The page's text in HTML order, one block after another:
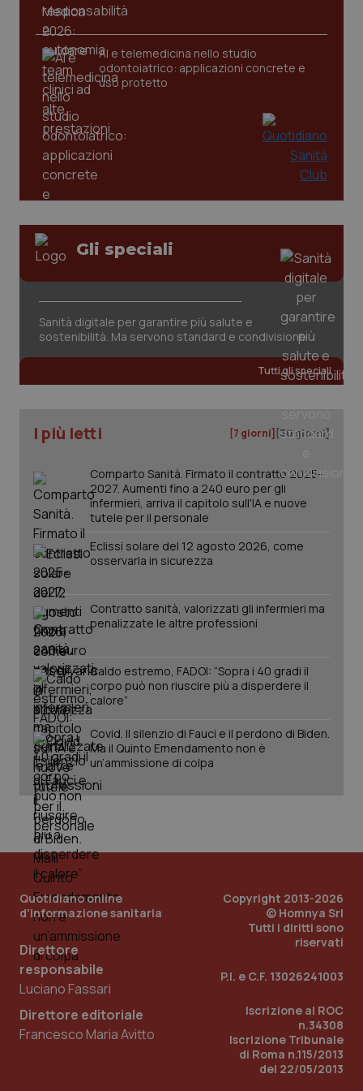
AI e telemedicina nello studio
odontoiatrico: applicazioni concrete e
uso protetto
Gli speciali
Sanità digitale per garantire più salute e
sostenibilità. Ma servono standard e condivisione
Tutti gli speciali
I più letti [7 giorni] [30 giorni]
Comparto Sanità. Firmato il contratto 2025-
2027. Aumenti fino a 240 euro per gli
infermieri, arriva il capitolo sull'IA e nuove
tutele per il personale
Eclissi solare del 12 agosto 2026, come
osservarla in sicurezza
Contratto sanità, valorizzati gli infermieri ma
penalizzate le altre professioni
Caldo estremo, FADOI: “Sopra i 40 gradi il
corpo può non riuscire più a disperdere il
calore”
Covid. Il silenzio di Fauci e il perdono di Biden.
Ma il Quinto Emendamento non è
un’ammissione di colpa
Quotidiano online
d'informazione sanitaria
Direttore
responsabile
Luciano Fassari
Direttore editoriale
Francesco Maria Avitto
Copyright 2013-2026
© Homnya Srl
Tutti i diritti sono
riservati
P.I. e C.F. 13026241003
Iscrizione al ROC
n.34308
Iscrizione Tribunale
di Roma n.115/2013
del 22/05/2013
tracking-enable
tracking-sites-ironfish-
session-id
www.quotidianosanita.it
.quotidianosanita.it
PHPSESSID
PHP.net
www.quotidianosanita.it